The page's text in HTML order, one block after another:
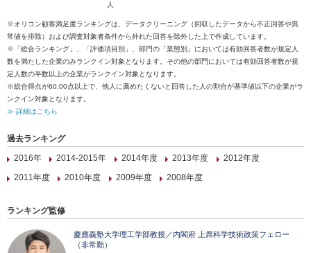
人
※オリコン顧客満足度ランキングは、データクリーニング（回収したデータから不正回答や異
常値を排除）および調査対象者条件から外れた回答を除外した上で作成しています。
※「総合ランキング」、「評価項目別」、部門の「業態別」においては有効回答者数が規定人
数を満たした企業のみランクイン対象となります。その他の部門においては有効回答者数が規
定人数の半数以上の企業がランクイン対象となります。
※総合得点が60.00点以上で、他人に薦めたくないと回答した人の割合が基準値以下の企業がラ
ンクイン対象となります。
≫ 詳細はこちら
過去ランキング
2016年
2014-2015年 2014年度 2013年度
2012年度
2011年度
2010年度 2009年度 2008年度
ランキング監修
慶應義塾大学理工学部教授／内閣府 上席科学技術政策フェロー
（非常勤）